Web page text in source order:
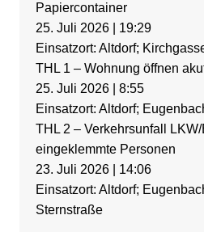
Papiercontainer
25. Juli 2026| 19:29
Einsatzort: Altdorf;
THL 1 – Wohnung öffnen
25. Juli 2026| 8:55
Einsatzort: Altdorf;
THL 2 – Verkehrsunfall
eingeklemmte Personen
23. Juli 2026| 14:06
Einsatzort: Altdorf;
Sternstraße